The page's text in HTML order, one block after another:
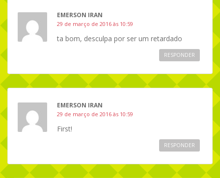
EMERSON IRAN
29 de março de 2016 às 10:59
ta bom, desculpa por ser um retardado
RESPONDER
EMERSON IRAN
29 de março de 2016 às 10:59
First!
RESPONDER